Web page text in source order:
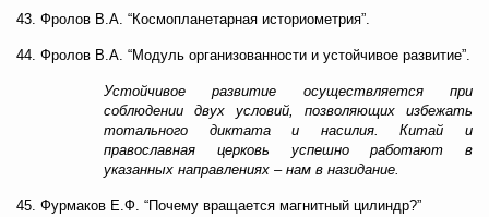
43. Фролов В.А. “Космопланетарная историометрия”.
44. Фролов В.А. “Модуль организованности и устойчивое развитие”.
Устойчивое развитие осуществляется при
соблюдении двух условий, позволяющих избежать
тотального диктата и насилия. Китай и
православная церковь успешно работают в
указанных направлениях – нам в назидание.
45. Фурмаков Е.Ф. “Почему вращается магнитный цилиндр?”